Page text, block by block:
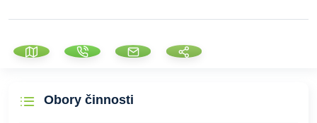
Obory činnosti